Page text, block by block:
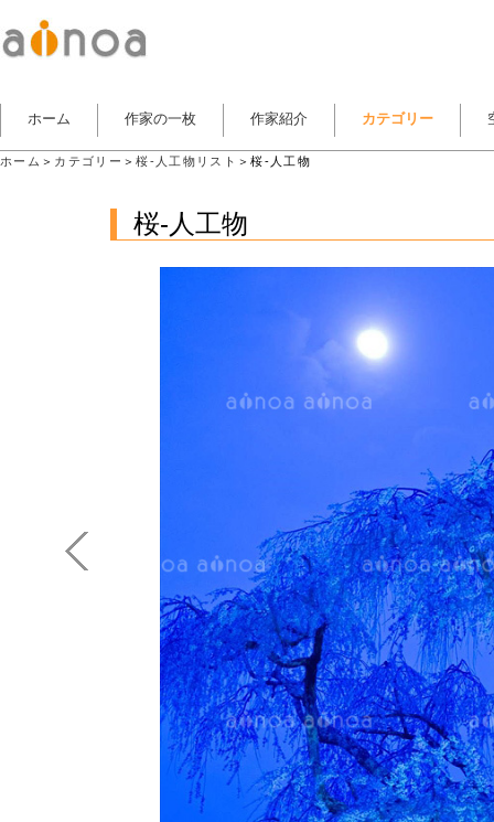
ホーム 作家の一枚 作家紹介 カテゴリー
ホーム ＞ カテゴリー ＞桜-人工物リスト ＞桜-人工物
桜-人工物